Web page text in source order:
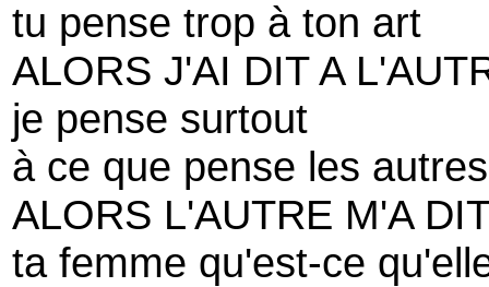
tu pense trop à ton art
ALORS J'AI DIT A
je pense surtout
à ce que pense les
ALORS L'AUTRE M'A
ta femme qu'est-ce